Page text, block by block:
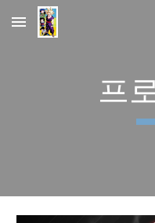
Skip to main content
프